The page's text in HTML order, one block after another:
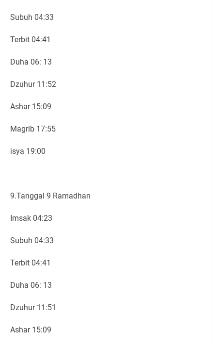
Subuh 04:33
Terbit 04:41
Duha 06: 13
Dzuhur 11:52
Ashar 15:09
Magrib 17:55
isya 19:00
9.Tanggal 9 Ramadhan
Imsak 04:23
Subuh 04:33
Terbit 04:41
Duha 06: 13
Dzuhur 11:51
Ashar 15:09